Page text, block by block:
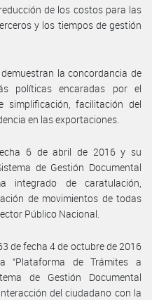
de los costos para las
y los tiempos de gestión
la concordancia de
políticas encaradas por el
simplificación, facilitación del
en las exportaciones.
6 de abril de 2016 y su
de Gestión Documental
integrado de caratulación,
de movimientos de todas
Público Nacional.
de fecha 4 de octubre de 2016
“Plataforma de Trámites a
de Gestión Documental
del ciudadano con la